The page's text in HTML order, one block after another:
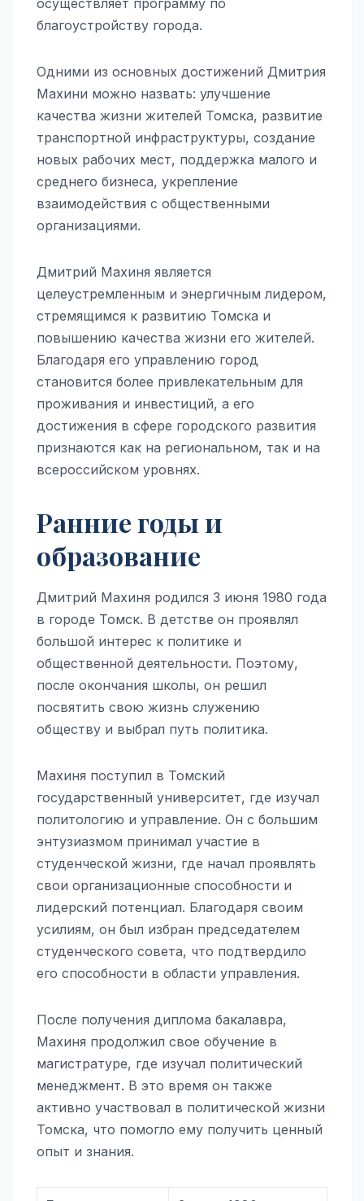
благоустройству города.
Одними из основных достижений Дмитрия
Махини можно назвать: улучшение
качества жизни жителей Томска, развитие
транспортной инфраструктуры, создание
новых рабочих мест, поддержка малого и
среднего бизнеса, укрепление
взаимодействия с общественными
организациями.
Дмитрий Махиня является
целеустремленным и энергичным лидером,
стремящимся к развитию Томска и
повышению качества жизни его жителей.
Благодаря его управлению город
становится более привлекательным для
проживания и инвестиций, а его
достижения в сфере городского развития
признаются как на региональном, так и на
всероссийском уровнях.
Ранние годы и
образование
Дмитрий Махиня родился 3 июня 1980 года
в городе Томск. В детстве он проявлял
большой интерес к политике и
общественной деятельности. Поэтому,
после окончания школы, он решил
посвятить свою жизнь служению
обществу и выбрал путь политика.
Махиня поступил в Томский
государственный университет, где изучал
политологию и управление. Он с большим
энтузиазмом принимал участие в
студенческой жизни, где начал проявлять
свои организационные способности и
лидерский потенциал. Благодаря своим
усилиям, он был избран председателем
студенческого совета, что подтвердило
его способности в области управления.
После получения диплома бакалавра,
Махиня продолжил свое обучение в
магистратуре, где изучал политический
менеджмент. В это время он также
активно участвовал в политической жизни
Томска, что помогло ему получить ценный
опыт и знания.